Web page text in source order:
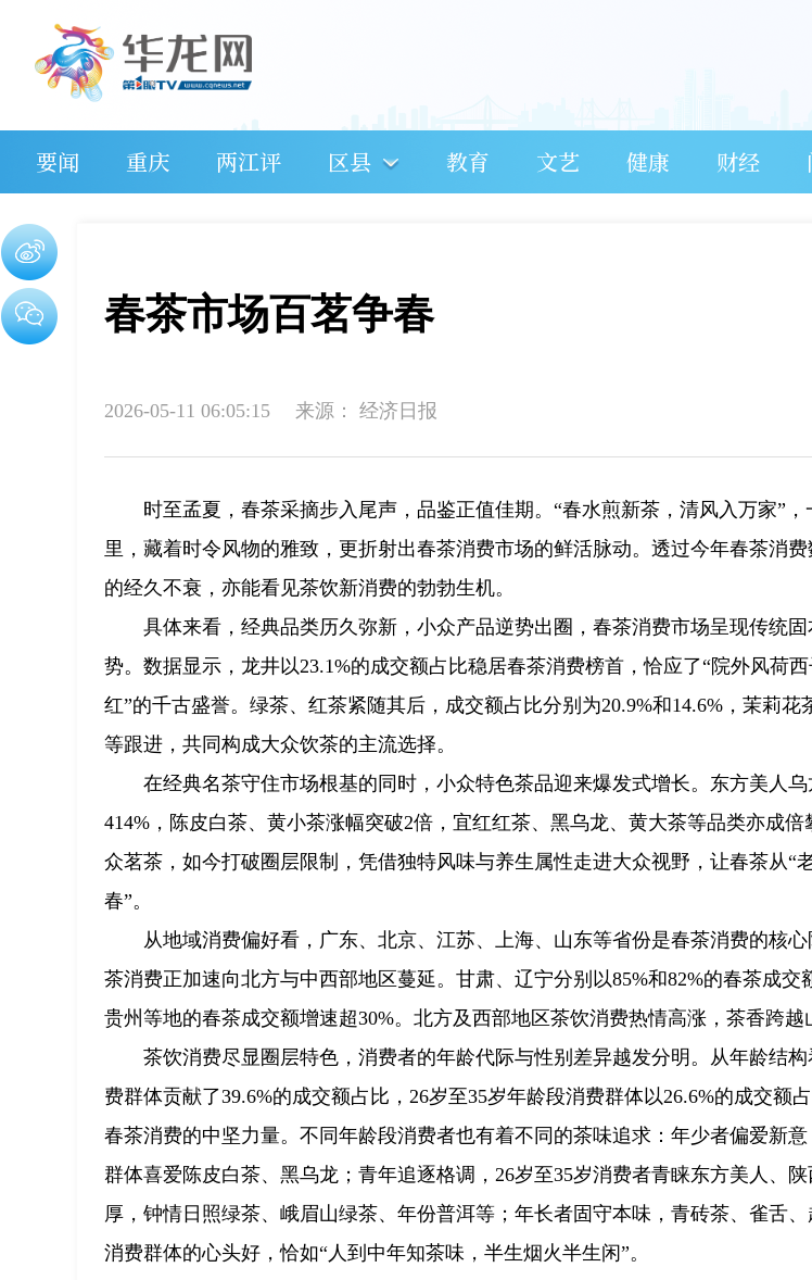
要闻 重庆 两江评 区县 教育 文艺 健康 财经
春茶市场百茗争春
2026-05-11 06:05:15 来源： 经济日报
时至孟夏，春茶采摘步入尾声，品鉴正值佳期。“春水煎新茶，清风入万家”
里，藏着时令风物的雅致，更折射出春茶消费市场的鲜活脉动。透过今年春茶消
的经久不衰，亦能看见茶饮新消费的勃勃生机。
具体来看，经典品类历久弥新，小众产品逆势出圈，春茶消费市场呈现传统
势。数据显示，龙井以23.1%的成交额占比稳居春茶消费榜首，恰应了“院外风荷
红”的千古盛誉。绿茶、红茶紧随其后，成交额占比分别为20.9%和14.6%，茉莉
等跟进，共同构成大众饮茶的主流选择。
在经典名茶守住市场根基的同时，小众特色茶品迎来爆发式增长。东方美人
414%，陈皮白茶、黄小茶涨幅突破2倍，宜红红茶、黑乌龙、黄大茶等品类亦成
众茗茶，如今打破圈层限制，凭借独特风味与养生属性走进大众视野，让春茶从“
春”。
从地域消费偏好看，广东、北京、江苏、上海、山东等省份是春茶消费的核
茶消费正加速向北方与中西部地区蔓延。甘肃、辽宁分别以85%和82%的春茶成交
贵州等地的春茶成交额增速超30%。北方及西部地区茶饮消费热情高涨，茶香跨越
茶饮消费尽显圈层特色，消费者的年龄代际与性别差异越发分明。从年龄结
费群体贡献了39.6%的成交额占比，26岁至35岁年龄段消费群体以26.6%的成交额
春茶消费的中坚力量。不同年龄段消费者也有着不同的茶味追求：年少者偏爱新
群体喜爱陈皮白茶、黑乌龙；青年追逐格调，26岁至35岁消费者青睐东方美人、
厚，钟情日照绿茶、峨眉山绿茶、年份普洱等；年长者固守本味，青砖茶、雀舌
消费群体的心头好，恰如“人到中年知茶味，半生烟火半生闲”。